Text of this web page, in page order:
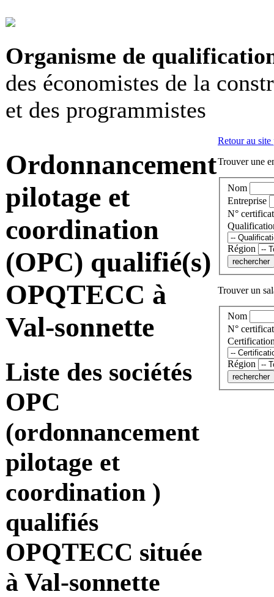
Organisme de
des économistes de la
et des programmistes
Ordonnancement
pilotage et
coordination
(OPC) qualifié(s)
OPQTECC à
Val-sonnette
Liste des sociétés
OPC
(ordonnancement
pilotage et
coordination )
qualifiés
OPQTECC située
à Val-sonnette
Retour au
Trouver une
Nom
Entreprise
N° certificat
Région
Trouver un
Nom
N° certificat
Région